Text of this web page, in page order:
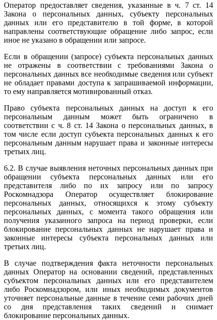
Оператор предоставляет сведения, указанные в ч. 7 ст. 14
Закона о персональных данных, субъекту персональных
данных или его представителю в той форме, в которой
направлены соответствующие обращение либо запрос, если
иное не указано в обращении или запросе.
Если в обращении (запросе) субъекта персональных данных
не отражены в соответствии с требованиями Закона о
персональных данных все необходимые сведения или субъект
не обладает правами доступа к запрашиваемой информации,
то ему направляется мотивированный отказ.
Право субъекта персональных данных на доступ к его
персональным данным может быть ограничено в
соответствии с ч. 8 ст. 14 Закона о персональных данных, в
том числе если доступ субъекта персональных данных к его
персональным данным нарушает права и законные интересы
третьих лиц.
6.2. В случае выявления неточных персональных данных при
обращении субъекта персональных данных или его
представителя либо по их запросу или по запросу
Роскомнадзора Оператор осуществляет блокирование
персональных данных, относящихся к этому субъекту
персональных данных, с момента такого обращения или
получения указанного запроса на период проверки, если
блокирование персональных данных не нарушает права и
законные интересы субъекта персональных данных или
третьих лиц.
В случае подтверждения факта неточности персональных
данных Оператор на основании сведений, представленных
субъектом персональных данных или его представителем
либо Роскомнадзором, или иных необходимых документов
уточняет персональные данные в течение семи рабочих дней
со дня представления таких сведений и снимает
блокирование персональных данных.